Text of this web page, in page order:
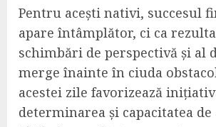
Pentru acești nativi, succesul
apare întâmplător, ci ca
schimbări de perspectivă și al
merge înainte în ciuda
acestei zile favorizează
determinarea și capacitatea